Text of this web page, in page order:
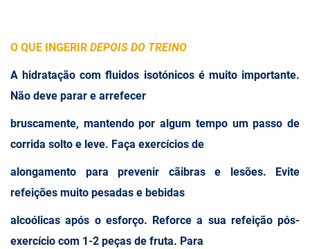
O QUE INGERIR DEPOIS DO TREINO
A hidratação com fluidos isotónicos é muito importante.
Não deve parar e arrefecer
bruscamente, mantendo por algum tempo um passo de
corrida solto e leve. Faça exercícios de
alongamento para prevenir cãibras e lesões. Evite
refeições muito pesadas e bebidas
alcoólicas após o esforço. Reforce a sua refeição pós-
exercício com 1-2 peças de fruta. Para